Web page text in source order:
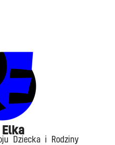
Dziecka i Rodziny